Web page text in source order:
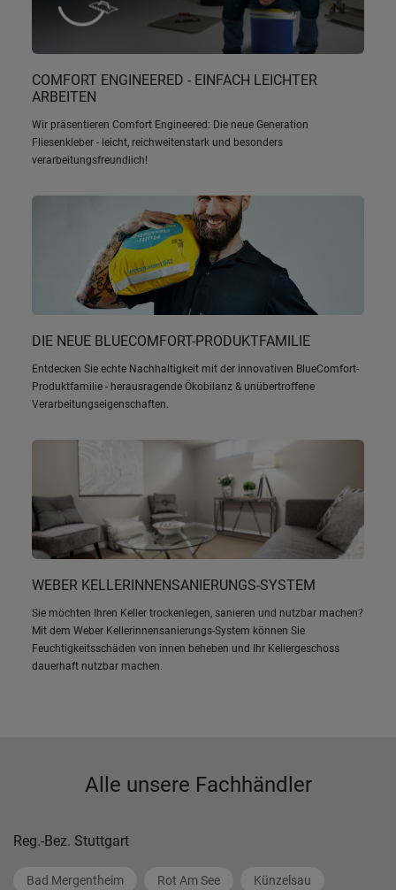
COMFORT ENGINEERED - EINFACH LEICHTER
ARBEITEN
Wir präsentieren Comfort Engineered: Die neue Generation
Fliesenkleber - leicht, reichweitenstark und besonders
verarbeitungsfreundlich!
DIE NEUE BLUECOMFORT-PRODUKTFAMILIE
Entdecken Sie echte Nachhaltigkeit mit der innovativen BlueComfort-
Produktfamilie - herausragende Ökobilanz & unübertroffene
Verarbeitungseigenschaften.
WEBER KELLERINNENSANIERUNGS-SYSTEM
Sie möchten Ihren Keller trockenlegen, sanieren und nutzbar machen?
Mit dem Weber Kellerinnensanierungs-System können Sie
Feuchtigkeitsschäden von innen beheben und Ihr Kellergeschoss
dauerhaft nutzbar machen.
Alle unsere Fachhändler
Reg.-Bez. Stuttgart
Bad Mergentheim Rot Am See Künzelsau